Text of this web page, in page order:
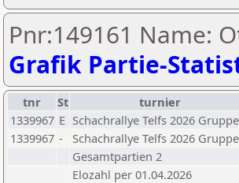
Pnr:149161 Name:
Grafik Partie-
tnr St turnier
1339967 E Schachrallye Telfs 2026
1339967 - Schachrallye Telfs 2026
Gesamtpartien 2
Elozahl per 01.04.2026